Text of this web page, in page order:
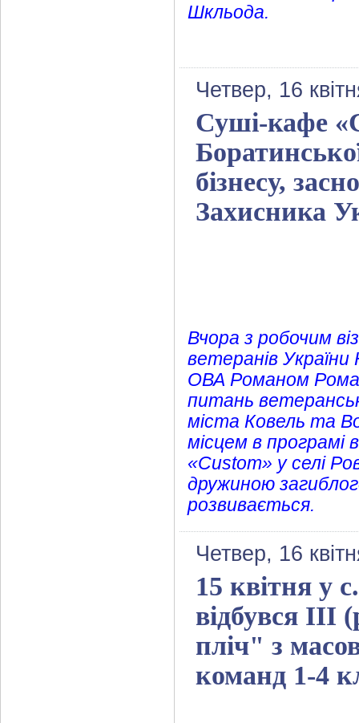
Шкльода.
Четвер, 16
Суші-кафе
бізнесу,
Захисника
Вчора з робочим
ветеранів
ОВА Романом
питань
міста Ковель та
місцем в
«Сustom» у селі
дружиною
розвивається.
Четвер, 16
15 квітня у
відбувся
пліч" з
команд 1-4